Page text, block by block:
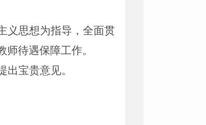
义思想为指导，全面贯
待遇保障工作。
宝贵意见。